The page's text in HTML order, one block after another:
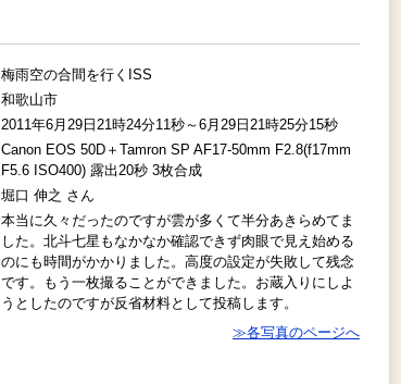
梅雨空の合間を行くISS
和歌山市
2011年6月29日21時24分11秒～6月29日21時25分15秒
Canon EOS 50D＋Tamron SP AF17-50mm F2.8(f17mm
F5.6 ISO400) 露出20秒 3枚合成
堀口 伸之 さん
本当に久々だったのですが雲が多くて半分あきらめてま
した。北斗七星もなかなか確認できず肉眼で見え始める
のにも時間がかかりました。高度の設定が失敗して残念
です。もう一枚撮ることができました。お蔵入りにしよ
うとしたのですが反省材料として投稿します。
≫各写真のページへ